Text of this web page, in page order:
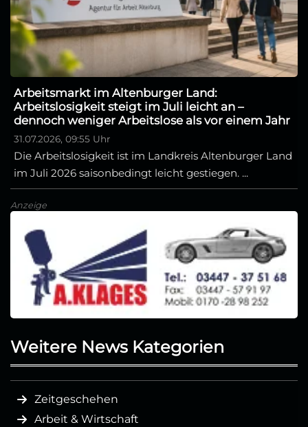
Arbeitsmarkt im Altenburger Land:
Arbeitslosigkeit steigt im Juli leicht an –
dennoch weniger Arbeitslose als vor einem Jahr
31.07.2026, 09:55 Uhr
Die Arbeitslosigkeit ist im Landkreis Altenburger Land
im Juli 2026 saisonbedingt leicht gestiegen. ...
Anzeige
Weitere News Kategorien
Zeitgeschehen
Arbeit & Wirtschaft